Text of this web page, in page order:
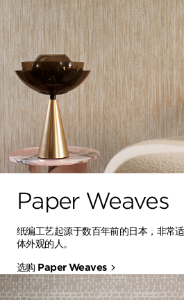
Paper Weaves
纸编工艺起源于数百年前的日本，非常
体外观的人。
选购 Paper Weaves